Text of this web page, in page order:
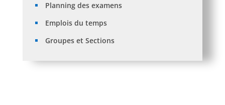
Planning des examens
Emplois du temps
Groupes et Sections